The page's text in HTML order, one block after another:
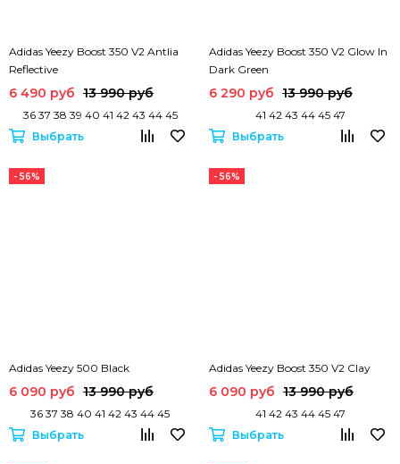
Adidas Yeezy Boost 350 V2 Antlia
Reflective
6 490 руб 13 990 руб
36 37 38 39 40 41 42 43 44 45
Выбрать
Adidas Yeezy Boost 350 V2 Glow In
Dark Green
6 290 руб 13 990 руб
41 42 43 44 45 47
Выбрать
- 56%
Adidas Yeezy 500 Black
6 090 руб 13 990 руб
36 37 38 40 41 42 43 44 45
Выбрать
- 56%
Adidas Yeezy Boost 350 V2 Clay
6 090 руб 13 990 руб
41 42 43 44 45 47
Выбрать